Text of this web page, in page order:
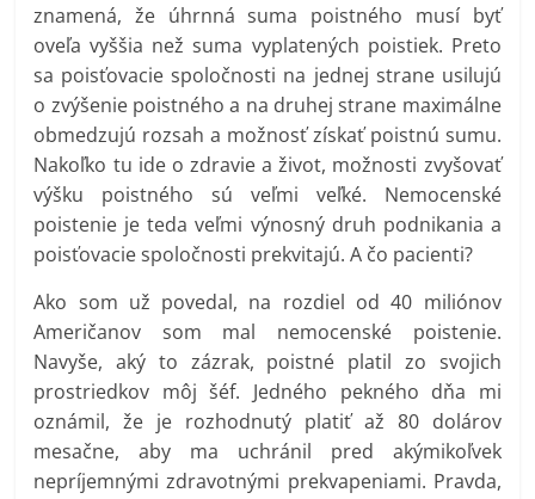
znamená, že úhrnná suma poistného musí byť
oveľa vyššia než suma vyplatených poistiek. Preto
sa poisťovacie spoločnosti na jednej strane usilujú
o zvýšenie poistného a na druhej strane maximálne
obmedzujú rozsah a možnosť získať poistnú sumu.
Nakoľko tu ide o zdravie a život, možnosti zvyšovať
výšku poistného sú veľmi veľké. Nemocenské
poistenie je teda veľmi výnosný druh podnikania a
poisťovacie spoločnosti prekvitajú. A čo pacienti?
Ako som už povedal, na rozdiel od 40 miliónov
Američanov som mal nemocenské poistenie.
Navyše, aký to zázrak, poistné platil zo svojich
prostriedkov môj šéf. Jedného pekného dňa mi
oznámil, že je rozhodnutý platiť až 80 dolárov
mesačne, aby ma uchránil pred akýmikoľvek
nepríjemnými zdravotnými prekvapeniami. Pravda,